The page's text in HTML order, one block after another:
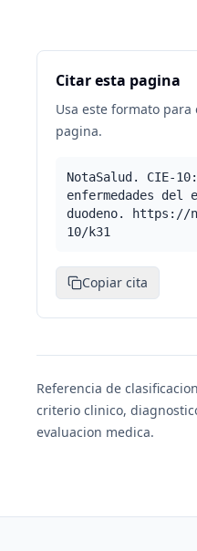
Citar esta pagina
Usa este formato
pagina.
NotaSalud. CIE-
enfermedades del
duodeno. https://
10/k31
Copiar cita
Referencia de
criterio clinico,
evaluacion medica.